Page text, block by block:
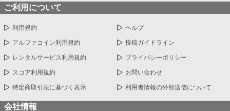
ご利用について
利用規約 ヘルプ
アルファコイン利用規約 投稿ガイドライン
レンタルサービス利用規約 プライバシーポリシー
スコア利用規約 お問い合わせ
特定商取引法に基づく表示 利用者情報の外部送信について
会社情報